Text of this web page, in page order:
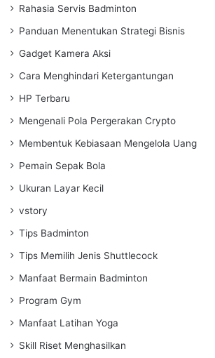
Rahasia Servis Badminton
Panduan Menentukan Strategi Bisnis
Gadget Kamera Aksi
Cara Menghindari Ketergantungan
HP Terbaru
Mengenali Pola Pergerakan Crypto
Membentuk Kebiasaan Mengelola Uang
Pemain Sepak Bola
Ukuran Layar Kecil
vstory
Tips Badminton
Tips Memilih Jenis Shuttlecock
Manfaat Bermain Badminton
Program Gym
Manfaat Latihan Yoga
Skill Riset Menghasilkan